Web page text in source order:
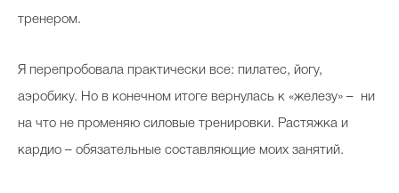
тренером.
Я перепробовала практически все: пилатес, йогу,
аэробику. Но в конечном итоге вернулась к «железу» – ни
на что не променяю силовые тренировки. Растяжка и
кардио – обязательные составляющие моих занятий.